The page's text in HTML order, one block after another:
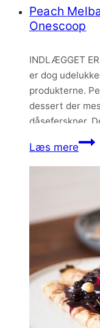
og
Arla
Peach
Onescoop
INDLÆGGET
er dog
produkterne.
dessert der
dåseferskner.
denne
Og det bedste
Læs mere
med
Arla